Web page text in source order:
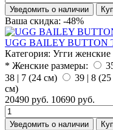
Уведомить о наличии
Ваша скидка: -48%
UGG BAILEY BUTTON
Категория: Угги женские
* Женские размеры:
38 | 7 (24 см)
39 | 8
см)
20490 руб. 10690 руб.
Уведомить о наличии